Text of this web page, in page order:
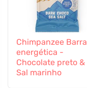
Chimpanzee Barra
energética -
Chocolate preto &
Sal marinho